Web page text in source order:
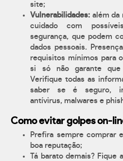
site;
Vulnerabilidades: além da
cuidado com
segurança, que podem
dados pessoais.
requisitos mínimos para
si só não garante
Verifique todas as
saber se é seguro,
antívirus, malwares e
Como evitar golpes on-
Prefira sempre comprar
boa reputação;
Tá barato demais? Fique